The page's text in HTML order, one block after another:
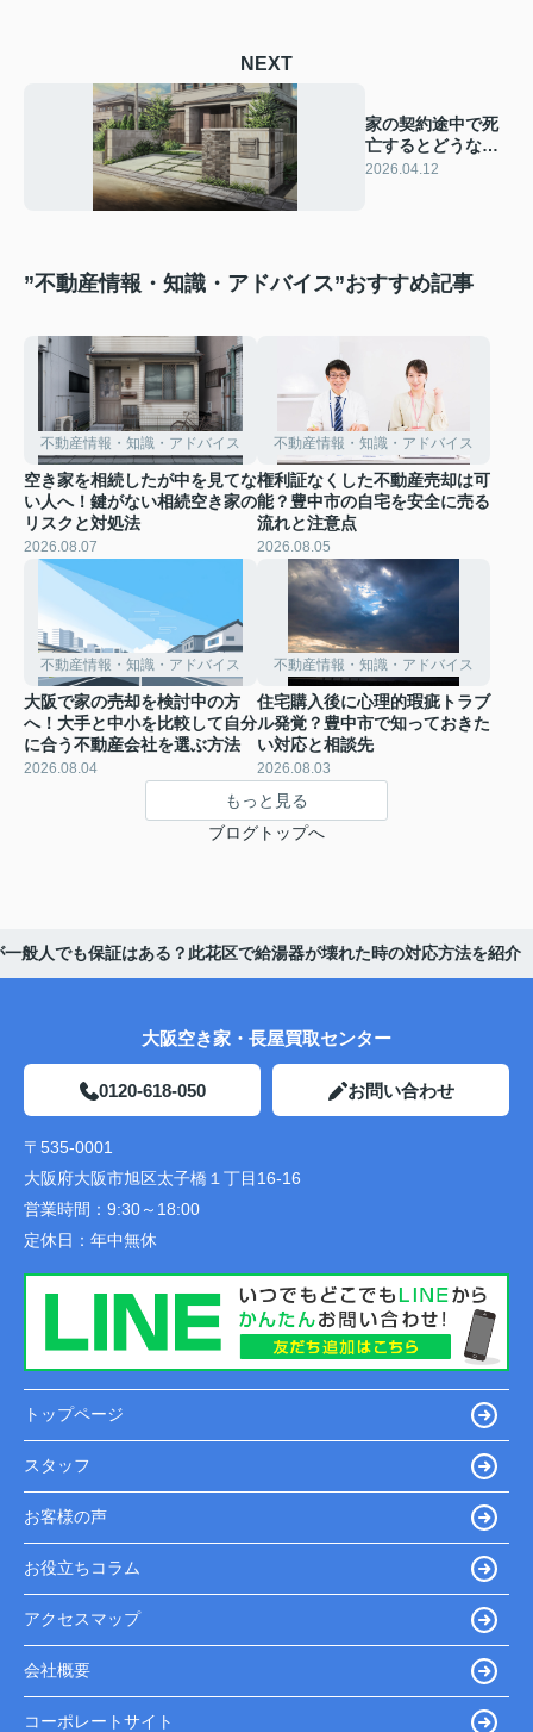
NEXT
家の契約途中で死
亡するとどうな
る？相続や引き渡
2026.04.12
”不動産情報・知識・アドバイス”おすすめ記事
不動産情報・知識・アドバイス
空き家を相続したが中を見てな
い人へ！鍵がない相続空き家の
リスクと対処法
2026.08.07
不動産情報・知識・アドバイス
権利証なくした不動産売却は可
能？豊中市の自宅を安全に売る
流れと注意点
2026.08.05
不動産情報・知識・アドバイス
大阪で家の売却を検討中の方
へ！大手と中小を比較して自分
に合う不動産会社を選ぶ方法
2026.08.04
不動産情報・知識・アドバイス
住宅購入後に心理的瑕疵トラブ
ル発覚？豊中市で知っておきた
い対応と相談先
2026.08.03
もっと見る
ブログトップへ
般人でも保証はある？此花区で給湯器が壊れた時の対応方法を紹介
大阪空き家・長屋買取センター
0120-618-050 お問い合わせ
〒535-0001
大阪府大阪市旭区太子橋１丁目16-16
営業時間： 9:30～18:00
定休日： 年中無休
トップページ
スタッフ
お客様の声
お役立ちコラム
アクセスマップ
会社概要
コーポレートサイト